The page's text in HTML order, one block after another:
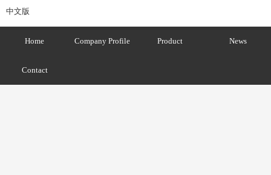
中文版
Home Company Profile Product News
Contact